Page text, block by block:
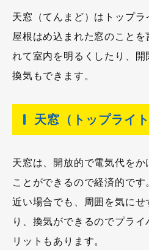
天窓（てんまど）はトップ
屋根はめ込まれた窓のことを
れて室内を明るくしたり、
換気もできます。
天窓（トップライ
天窓は、開放的で電気代を
ことができるので経済的で
近い場合でも、周囲を気に
り、換気ができるのでプラ
リットもあります。